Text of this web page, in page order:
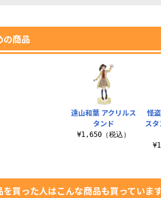
の商品
怪
ス
遠山和葉 アクリルス
タンド
¥1,650（税込）
を買った人はこんな商品も買っていま